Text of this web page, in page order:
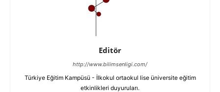
Editör
http://www.bilimsenligi.com/
Türkiye Eğitim Kampüsü - İlkokul ortaokul lise üniversite eğitim
etkinlikleri duyuruları.